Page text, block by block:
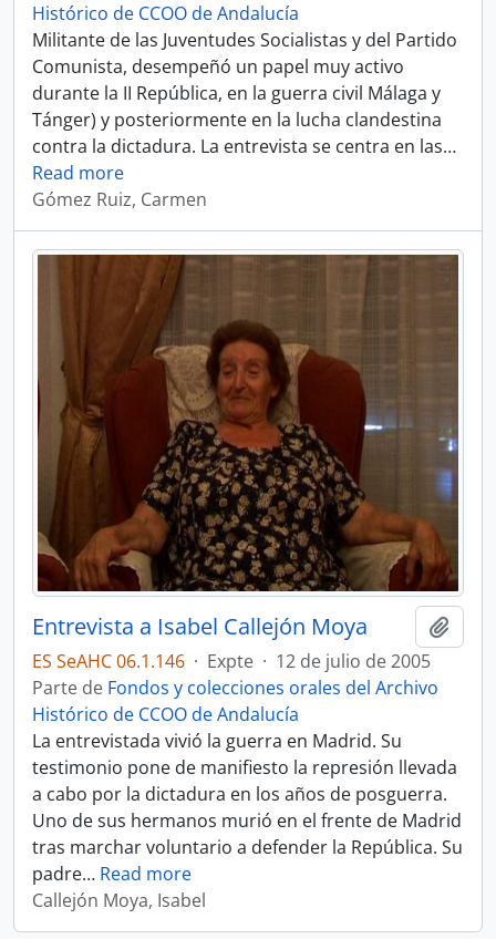
Histórico de CCOO de Andalucía
Militante de las Juventudes Socialistas y del Partido
Comunista, desempeñó un papel muy activo
durante la II República, en la guerra civil Málaga y
Tánger) y posteriormente en la lucha clandestina
contra la dictadura. La entrevista se centra en las…
Read more
Gómez Ruiz, Carmen
Entrevista a Isabel Callejón Moya
ES SeAHC 06.1.146 · Expte · 12 de julio de 2005
Parte de Fondos y colecciones orales del Archivo
Histórico de CCOO de Andalucía
La entrevistada vivió la guerra en Madrid. Su
testimonio pone de manifiesto la represión llevada
a cabo por la dictadura en los años de posguerra.
Uno de sus hermanos murió en el frente de Madrid
tras marchar voluntario a defender la República. Su
padre… Read more
Callejón Moya, Isabel